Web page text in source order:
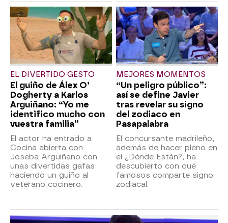
EL DIVERTIDO GESTO
El guiño de Álex O’
Dogherty a Karlos
Arguiñano: “Yo me
identifico mucho con
vuestra familia”
El actor ha entrado a
Cocina abierta con
Joseba Arguiñano con
unas divertidas gafas
haciendo un guiño al
veterano cocinero.
MEJORES MOMENTOS
“Un peligro público”:
así se define Javier
tras revelar su signo
del zodiaco en
Pasapalabra
El concursante madrileño,
además de hacer pleno en
el ¿Dónde Están?, ha
descubierto con qué
famosos comparte signo
zodiacal.